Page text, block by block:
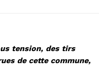
tension, des tirs
de cette commune,